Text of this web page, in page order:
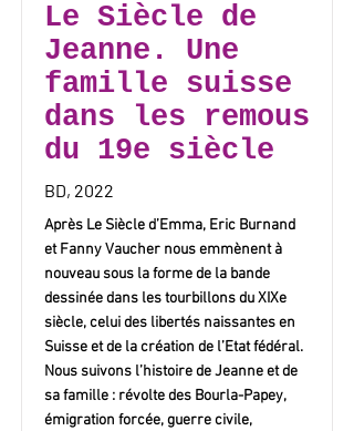
Le Siècle de
Jeanne. Une
famille suisse
dans les remous
du 19e siècle
BD, 2022
Après Le Siècle d’Emma, Eric Burnand
et Fanny Vaucher nous emmènent à
nouveau sous la forme de la bande
dessinée dans les tourbillons du XIXe
siècle, celui des libertés naissantes en
Suisse et de la création de l’Etat fédéral.
Nous suivons l’histoire de Jeanne et de
sa famille : révolte des Bourla-Papey,
émigration forcée, guerre civile,